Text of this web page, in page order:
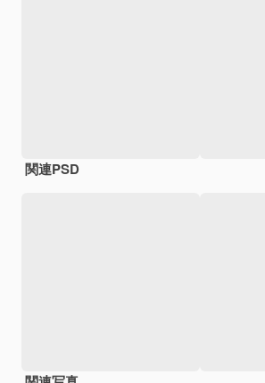
関連PSD